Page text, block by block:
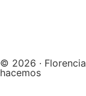
© 2026 ·
hacemos